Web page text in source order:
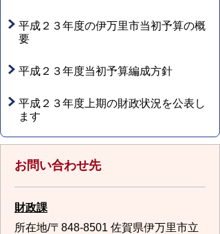
平成２３年度の伊万里市当初予算の概
要
平成２３年度当初予算編成方針
平成２３年度上期の財政状況を公表し
ます
お問い合わせ先
財政課
所在地/〒848-8501 佐賀県伊万里市立